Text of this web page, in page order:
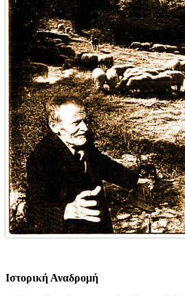
Ιστορική Αναδρομή